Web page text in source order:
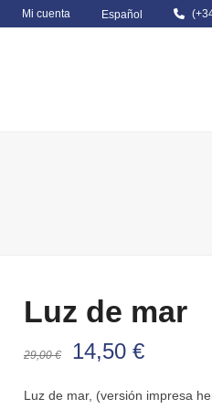
Mi cuenta Español
Luz de mar
29,00€
El
14,50 €El
Luz de mar, (versión impresa